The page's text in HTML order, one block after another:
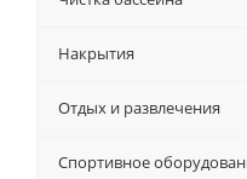
Накрытия
Отдых и развлечения
Спортивное